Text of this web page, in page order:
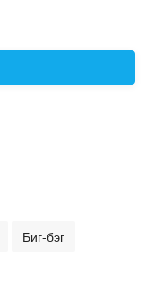
Биг-бэг